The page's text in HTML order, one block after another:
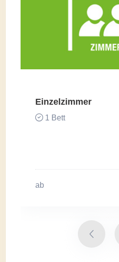
Einzelzimmer
1 Bett
ab